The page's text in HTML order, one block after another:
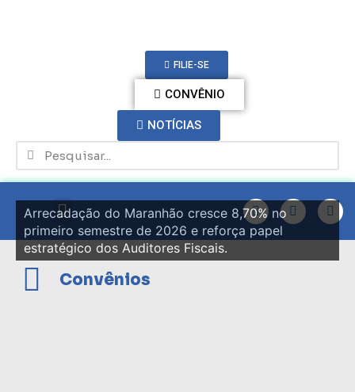
FILIE-SE
CONVÊNIO
NOTÍCIAS
Arrecadação do Maranhão cresce 8,70% no
primeiro semestre de 2026 e reforça papel
estratégico dos Auditores Fiscais.
Convênios